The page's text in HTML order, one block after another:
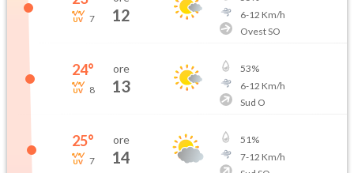
7 12
6-12 Km/h
Ovest SO
24°
8
ore
13
53%
6-12 Km/h
Sud O
25°
7
ore
14
51%
7-12 Km/h